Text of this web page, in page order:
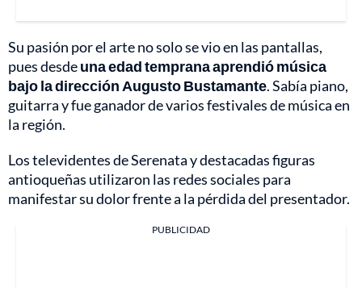
Su pasión por el arte no solo se vio en las pantallas,
pues desdeuna edad temprana aprendió música
bajo la dirección Augusto Bustamante. Sabía piano,
guitarra y fue ganador de varios festivales de música en
la región.
Los televidentes de Serenata y destacadas figuras
antioqueñas utilizaron las redes sociales para
manifestar su dolor frente a la pérdida del presentador.
PUBLICIDAD